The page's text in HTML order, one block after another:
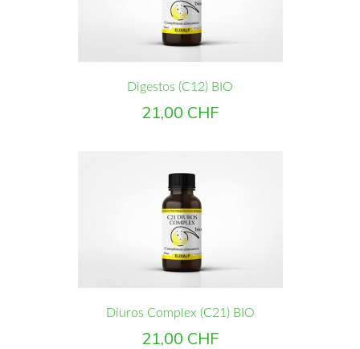
Digestos (C12) BIO
Prix
21,00 CHF
Diuros Complex (C21) BIO
Prix
21,00 CHF